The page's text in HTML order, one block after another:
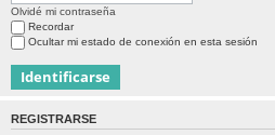
Olvidé mi contraseña
Recordar
Ocultar mi estado de conexión en esta sesión
REGISTRARSE